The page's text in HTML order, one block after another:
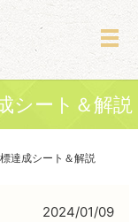
メ
シート＆解説
達成シート＆解説
2024/01/09